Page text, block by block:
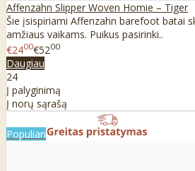
Affenzahn Slipper Woven Homie – Tiger
Šie įsispiriami Affenzahn barefoot batai
amžiaus vaikams. Puikus pasirinki..
€2400€5200
Daugiau
24
Į palyginimą
Į norų sąrašą
Populiari